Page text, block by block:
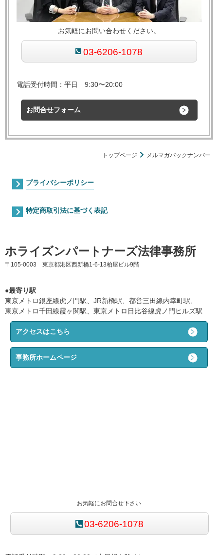
お気軽にお問い合わせください。
03-6206-1078
電話受付時間：平日 9:30〜20:00
お問合せフォーム
トップページ メルマガバックナンバー
プライバシーポリシー
特定商取引法に基づく表記
ホライズンパートナーズ法律事務所
〒105-0003 東京都港区西新橋1-6-13柏屋ビル9階
●最寄り駅
東京メトロ銀座線虎ノ門駅、JR新橋駅、都営三田線内幸町駅、
東京メトロ千田線霞ヶ関駅、東京メトロ日比谷線虎ノ門ヒルズ駅
アクセスはこちら
事務所ホームページ
お気軽にお問合せ下さい
03-6206-1078